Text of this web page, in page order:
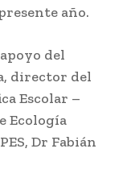
año.
del
director del
Escolar –
Ecología
Dr Fabián